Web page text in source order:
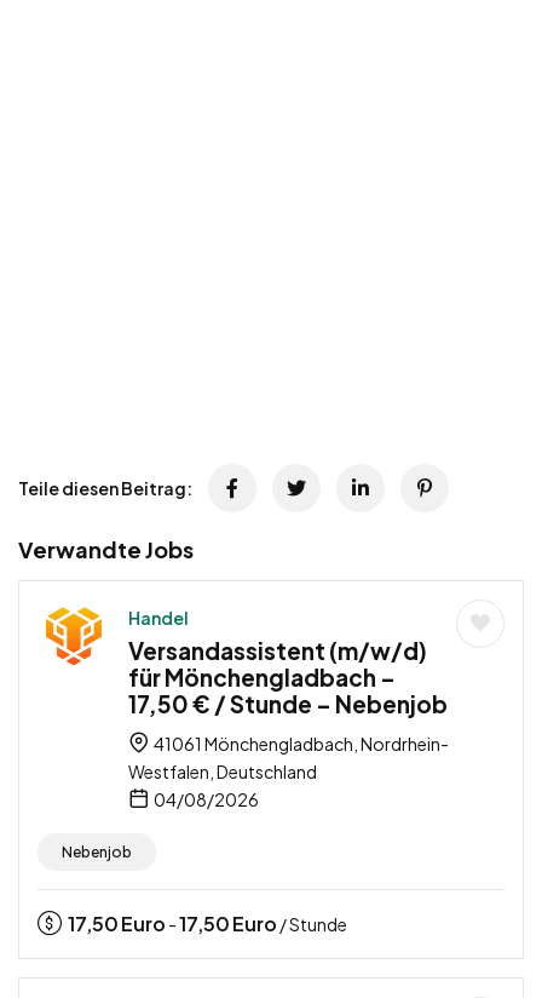
Teile diesen Beitrag:
Verwandte Jobs
Handel
Versandassistent (m/w/d)
für Mönchengladbach –
17,50 € / Stunde – Nebenjob
41061 Mönchengladbach, Nordrhein-
Westfalen, Deutschland
04/08/2026
Nebenjob
17,50Euro -17,50Euro / Stunde